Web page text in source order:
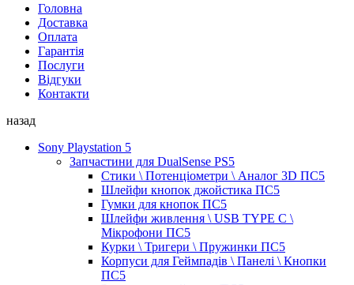
Головна
Доставка
Оплата
Гарантія
Послуги
Відгуки
Контакти
назад
Sony Playstation 5
Запчастини для DualSense PS5
Стики \ Потенціометри \ Аналог 3D ПС5
Шлейфи кнопок джойстика ПС5
Гумки для кнопок ПС5
Шлейфи живлення \ USB TYPE C \
Мікрофони ПС5
Курки \ Тригери \ Пружинки ПС5
Корпуси для Геймпадів \ Панелі \ Кнопки
ПС5